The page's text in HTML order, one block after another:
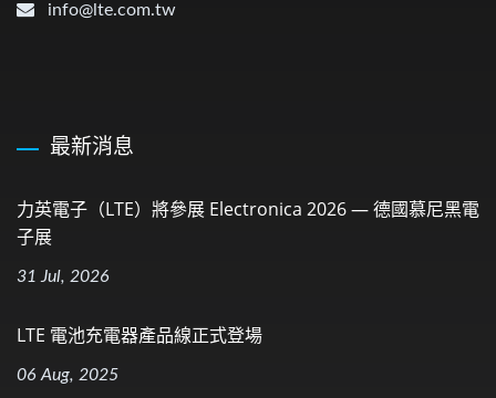
info@lte.com.tw
最新消息
力英電子（LTE）將參展 Electronica 2026 — 德國慕尼黑電
子展
31 Jul, 2026
LTE 電池充電器產品線正式登場
06 Aug, 2025